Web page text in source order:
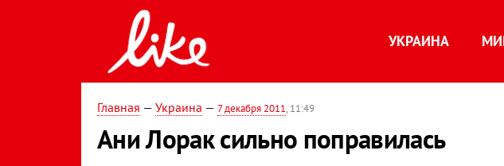
УКРАИНА
Главная — Украина — 7 декабря 2011, 11:49
Ани Лорак сильно поправилась